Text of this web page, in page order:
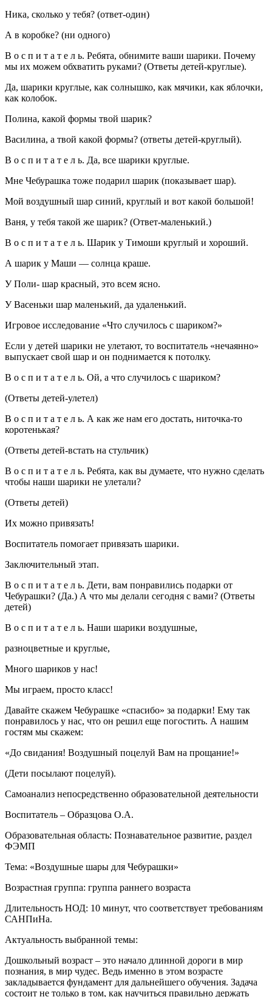
Ника, сколько у тебя? (ответ-один)
А в коробке? (ни одного)
В о с п и т а т е л ь. Ребята, обнимите ваши шарики. Почему
мы их можем обхватить руками? (Ответы детей-круглые).
Да, шарики круглые, как солнышко, как мячики, как яблочки,
как колобок.
Полина, какой формы твой шарик?
Василина, а твой какой формы? (ответы детей-круглый).
В о с п и т а т е л ь. Да, все шарики круглые.
Мне Чебурашка тоже подарил шарик (показывает шар).
Мой воздушный шар синий, круглый и вот какой большой!
Ваня, у тебя такой же шарик? (Ответ-маленький.)
В о с п и т а т е л ь. Шарик у Тимоши круглый и хороший.
А шарик у Маши — солнца краше.
У Поли- шар красный, это всем ясно.
У Васеньки шар маленький, да удаленький.
Игровое исследование «Что случилось с шариком?»
Если у детей шарики не улетают, то воспитатель «нечаянно»
выпускает свой шар и он поднимается к потолку.
В о с п и т а т е л ь. Ой, а что случилось с шариком?
(Ответы детей-улетел)
В о с п и т а т е л ь. А как же нам его достать, ниточка-то
коротенькая?
(Ответы детей-встать на стульчик)
В о с п и т а т е л ь. Ребята, как вы думаете, что нужно сделать
чтобы наши шарики не улетали?
(Ответы детей)
Их можно привязать!
Воспитатель помогает привязать шарики.
Заключительный этап.
В о с п и т а т е л ь. Дети, вам понравились подарки от
Чебурашки? (Да.) А что мы делали сегодня с вами? (Ответы
детей)
В о с п и т а т е л ь. Наши шарики воздушные,
разноцветные и круглые,
Много шариков у нас!
Мы играем, просто класс!
Давайте скажем Чебурашке «спасибо» за подарки! Ему так
понравилось у нас, что он решил еще погостить. А нашим
гостям мы скажем:
«До свидания! Воздушный поцелуй Вам на прощание!»
(Дети посылают поцелуй).
Самоанализ непосредственно образовательной деятельности
Воспитатель – Образцова О.А.
Образовательная область: Познавательное развитие, раздел
ФЭМП
Тема: «Воздушные шары для Чебурашки»
Возрастная группа: группа раннего возраста
Длительность НОД: 10 минут, что соответствует требованиям
САНПиНа.
Актуальность выбранной темы:
Дошкольный возраст – это начало длинной дороги в мир
познания, в мир чудес. Ведь именно в этом возрасте
закладывается фундамент для дальнейшего обучения. Задача
состоит не только в том, как научиться правильно держать